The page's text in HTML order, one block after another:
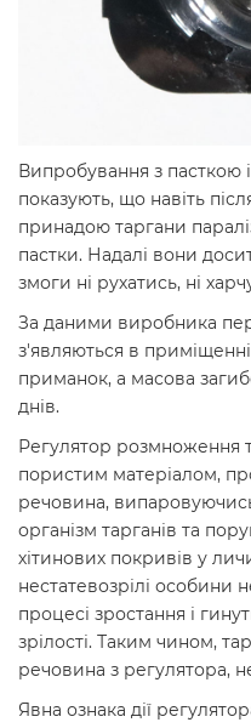
Випробування з пасткою
показують, що навіть
принадою таргани
пастки. Надалі вони
змоги ні рухатись, ні
За даними виробника
з'являються в
приманок, а масова
днів.
Регулятор розмноження
пористим матеріалом,
речовина,
організм тарганів та
хітинових покривів у
нестатевозрілі особини
процесі зростання і
зрілості. Таким чином,
речовина з регулятора,
Явна ознака дії